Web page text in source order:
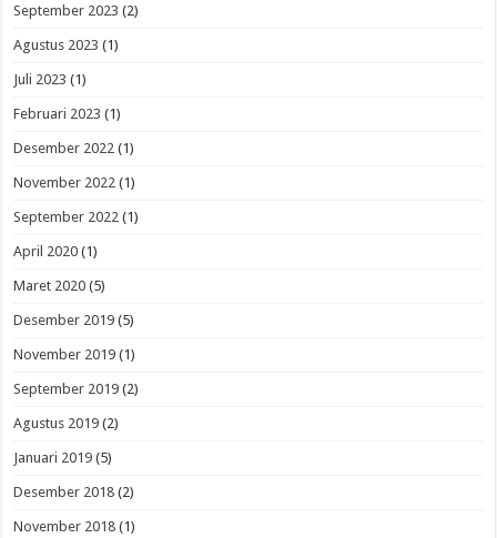
September 2023 (2)
Agustus 2023 (1)
Juli 2023 (1)
Februari 2023 (1)
Desember 2022 (1)
November 2022 (1)
September 2022 (1)
April 2020 (1)
Maret 2020 (5)
Desember 2019 (5)
November 2019 (1)
September 2019 (2)
Agustus 2019 (2)
Januari 2019 (5)
Desember 2018 (2)
November 2018 (1)